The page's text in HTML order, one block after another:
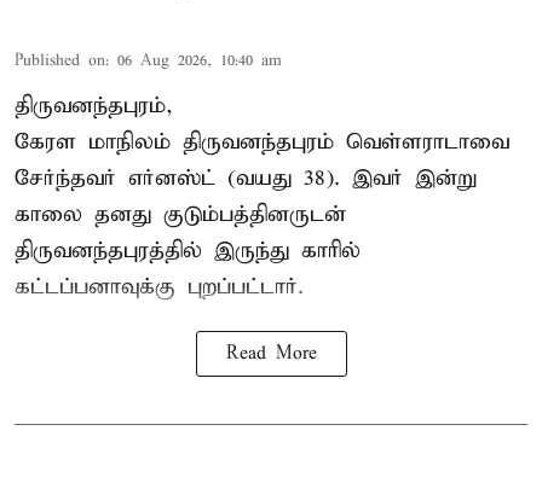
Published on: 06 Aug 2026, 10:40 am
திருவனந்தபுரம்,
கேரள மாநிலம் திருவனந்தபுரம் வெள்ளராடாவை
சேர்ந்தவர் எர்னஸ்ட் (வயது 38). இவர் இன்று
காலை தனது குடும்பத்தினருடன்
திருவனந்தபுரத்தில் இருந்து காரில்
கட்டப்பனாவுக்கு புறப்பட்டார்.
Read More